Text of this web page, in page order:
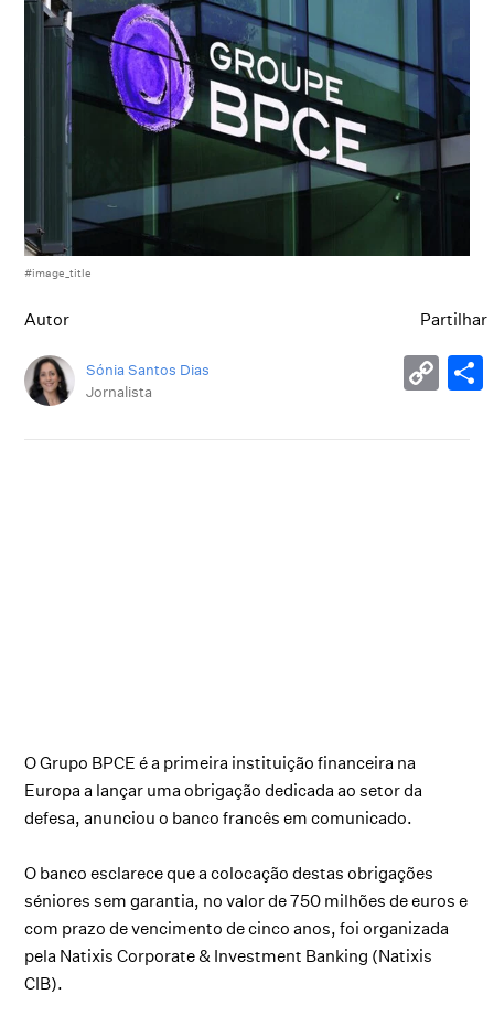
#image_title
Autor
Sónia Santos Dias
Jornalista
Partilhar
O Grupo BPCE é a primeira instituição financeira na
Europa a lançar uma obrigação dedicada ao setor da
defesa, anunciou o banco francês em comunicado.
O banco esclarece que a colocação destas obrigações
séniores sem garantia, no valor de 750 milhões de euros e
com prazo de vencimento de cinco anos, foi organizada
pela Natixis Corporate & Investment Banking (Natixis
CIB).